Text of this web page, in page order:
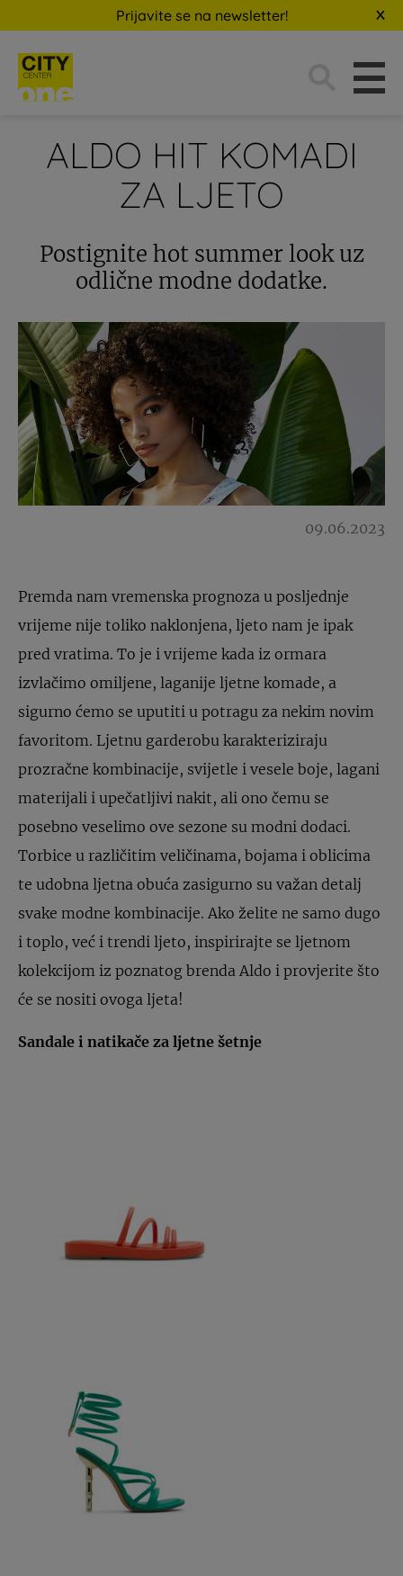
Prijavite se na newsletter!
ALDO HIT KOMADI
ZA LJETO
Postignite hot summer look uz
odlične modne dodatke.
09.06.2023
Premda nam vremenska prognoza u posljednje
vrijeme nije toliko naklonjena, ljeto nam je ipak
pred vratima. To je i vrijeme kada iz ormara
izvlačimo omiljene, laganije ljetne komade, a
sigurno ćemo se uputiti u potragu za nekim novim
favoritom. Ljetnu garderobu karakteriziraju
prozračne kombinacije, svijetle i vesele boje, lagani
materijali i upečatljivi nakit, ali ono čemu se
posebno veselimo ove sezone su modni dodaci.
Torbice u različitim veličinama, bojama i oblicima
te udobna ljetna obuća zasigurno su važan detalj
svake modne kombinacije. Ako želite ne samo dugo
i toplo, već i trendi ljeto, inspirirajte se ljetnom
kolekcijom iz poznatog brenda Aldo i provjerite što
će se nositi ovoga ljeta!
Sandale i natikače za ljetne šetnje